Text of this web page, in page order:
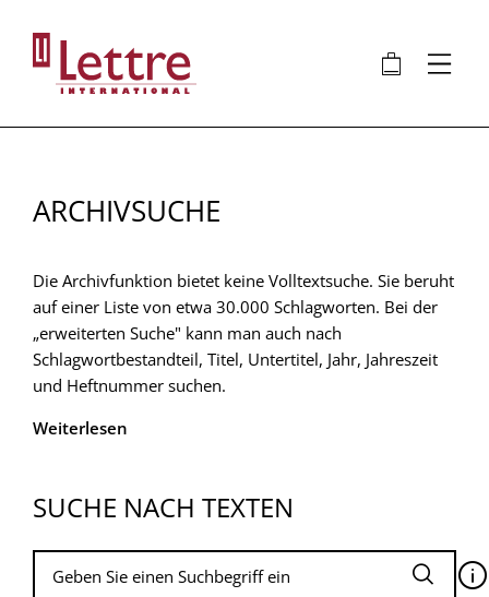
Inhalt
🛍 ⋮
ARCHIVSUCHE
Die Archivfunktion bietet keine Volltextsuche. Sie beruht
auf einer Liste von etwa 30.000 Schlagworten. Bei der
„erweiterten Suche" kann man auch nach
Schlagwortbestandteil, Titel, Untertitel, Jahr, Jahreszeit
und Heftnummer suchen.
Weiterlesen
SUCHE NACH TEXTEN
🛈